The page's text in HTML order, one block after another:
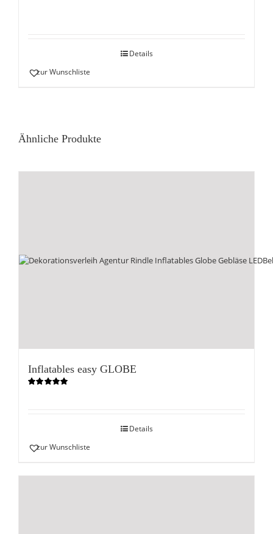
Details
zur Wunschliste
Ähnliche Produkte
Inflatables easy GLOBE
Details
zur Wunschliste